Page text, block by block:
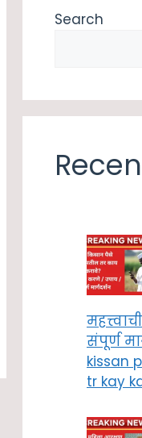
Search
संपूर्ण
kissan
tr kay